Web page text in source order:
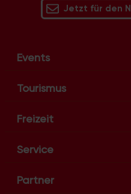
Jetzt für den
Events
Tourismus
Freizeit
Service
Partner